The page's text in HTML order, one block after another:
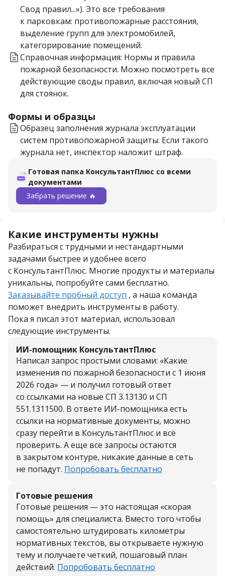
Свод правил...»). Это все требования
к парковкам: противопожарные расстояния,
выделение групп для электромобилей,
категорирование помещений.
Справочная информация: Нормы и правила
пожарной безопасности. Можно посмотреть все
действующие своды правил, включая новый СП
для стоянок.
Формы и образцы
Образец заполнения журнала эксплуатации
систем противопожарной защиты. Если такого
журнала нет, инспектор наложит штраф.
Готовая папка КонсультантПлюс со всеми
документами
Забрать решение 🔥
Какие инструменты нужны
Разбираться с трудными и нестандартными
задачами быстрее и удобнее всего
с КонсультантПлюс. Многие продукты и материалы
уникальны, попробуйте сами бесплатно.
Заказывайте пробный доступ , а наша команда
поможет внедрить инструменты в работу.
Пока я писал этот материал, использовал
следующие инструменты.
ИИ-помощник КонсультантПлюс
Написал запрос простыми словами: «Какие
изменения по пожарной безопасности с 1 июня
2026 года» — и получил готовый ответ
со ссылками на новые СП 3.13130 и СП
551.1311500. В ответе ИИ-помощника есть
ссылки на нормативные документы, можно
сразу перейти в КонсультантПлюс и всё
проверить. А еще все запросы остаются
в закрытом контуре, никакие данные в сеть
не попадут. Попробовать бесплатно
Готовые решения
Готовые решения — это настоящая «скорая
помощь» для специалиста. Вместо того чтобы
самостоятельно штудировать километры
нормативных текстов, вы открываете нужную
тему и получаете четкий, пошаговый план
действий. Попробовать бесплатно